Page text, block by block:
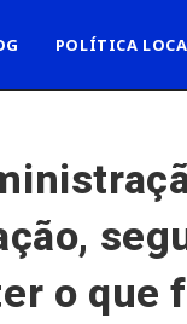
POLÍTICA
o que